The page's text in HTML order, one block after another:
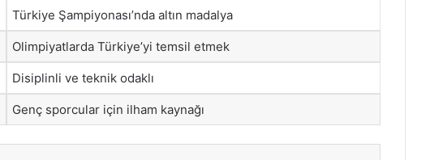
Türkiye Şampiyonası’nda altın madalya
Olimpiyatlarda Türkiye’yi temsil etmek
Disiplinli ve teknik odaklı
Genç sporcular için ilham kaynağı